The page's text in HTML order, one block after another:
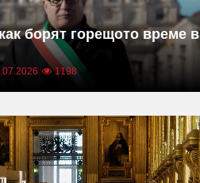
борят горещото време в
1198